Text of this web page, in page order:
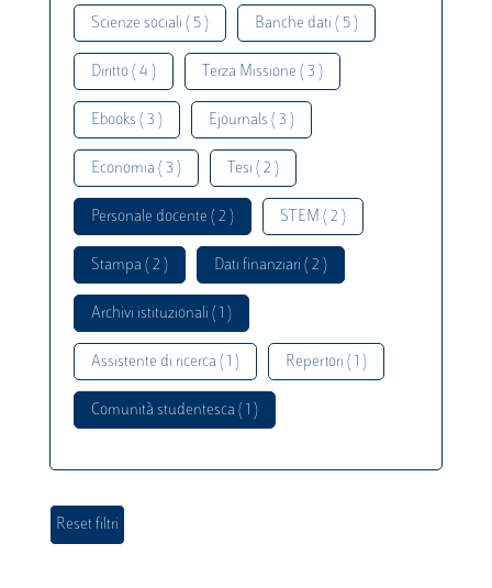
Scienze sociali ( 5 ) Banche dati ( 5 )
Diritto ( 4 ) Terza Missione ( 3 )
Ebooks ( 3 ) Ejournals ( 3 )
Economia ( 3 ) Tesi ( 2 )
Personale docente ( 2 ) STEM ( 2 )
Stampa ( 2 ) Dati finanziari ( 2 )
Archivi istituzionali ( 1 )
Assistente di ricerca ( 1 ) Repertori ( 1 )
Comunità studentesca ( 1 )